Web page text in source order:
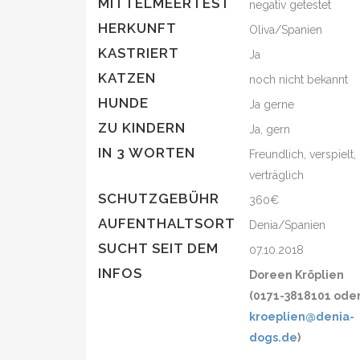
MITTELMEERTEST negativ getestet
HERKUNFT Oliva/Spanien
KASTRIERT Ja
KATZEN noch nicht bekannt
HUNDE Ja gerne
ZU KINDERN Ja, gern
IN 3 WORTEN
Freundlich, verspielt,
verträglich
SCHUTZGEBÜHR 360€
AUFENTHALTSORT Denia/Spanien
SUCHT SEIT DEM 07.10.2018
INFOS
Doreen Kröplien
(0171-3818101
kroeplien@denia-
dogs.de)